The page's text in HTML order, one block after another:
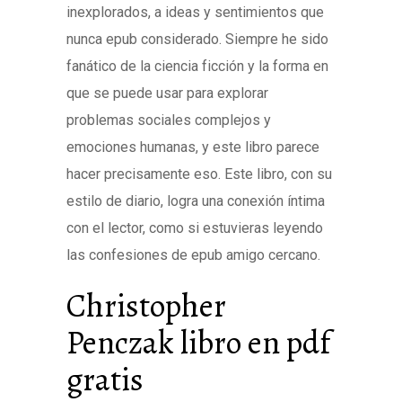
inexplorados, a ideas y sentimientos que
nunca epub considerado. Siempre he sido
fanático de la ciencia ficción y la forma en
que se puede usar para explorar
problemas sociales complejos y
emociones humanas, y este libro parece
hacer precisamente eso. Este libro, con su
estilo de diario, logra una conexión íntima
con el lector, como si estuvieras leyendo
las confesiones de epub amigo cercano.
Christopher
Penczak libro en pdf
gratis